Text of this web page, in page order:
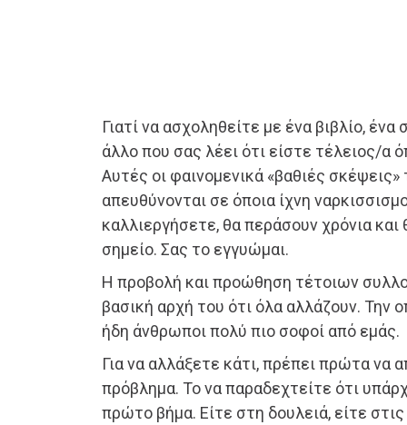
Γιατί να ασχοληθείτε με ένα βιβλίο, ένα
άλλο που σας λέει ότι είστε τέλειος/α
Αυτές οι φαινομενικά «βαθιές σκέψεις»
απευθύνονται σε όποια ίχνη
καλλιεργήσετε, θα περάσουν χρόνια και
σημείο. Σας το εγγυώμαι.
Η προβολή και προώθηση τέτοιων
βασική αρχή του ότι όλα αλλάζουν. Την
ήδη άνθρωποι πολύ πιο σοφοί από εμάς.
Για να αλλάξετε κάτι, πρέπει πρώτα να
πρόβλημα. Το να παραδεχτείτε ότι
πρώτο βήμα. Είτε στη δουλειά, είτε